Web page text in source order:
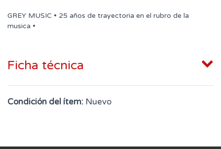
GREY MUSIC • 25 años de trayectoria en el rubro de la
musica •
Ficha técnica
Condición del ítem: Nuevo